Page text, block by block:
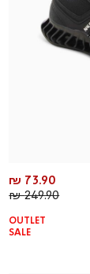
73.90 ₪
249.90 ₪
OUTLET
SALE